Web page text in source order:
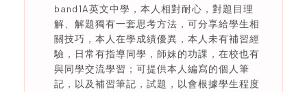
band1A英文中學，本人相對耐心，對題目理
解、解題獨有一套思考方法，可分享給學生相
關技巧，本人在學成績優異，本人未有補習經
驗，日常有指導同學，師妹的功課，在校也有
與同學交流學習；可提供本人編寫的個人筆
記，以及補習筆記，試題，以會根據學生程度